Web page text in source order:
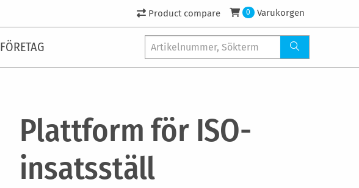
Product compare 0 Varukorgen
FÖRETAG
Plattform för ISO-
insatsställ